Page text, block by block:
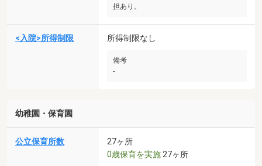
担あり。
<入院>所得制限 所得制限なし
備考
-
幼稚園・保育園
公立保育所数
27ヶ所
0歳保育を実施 27ヶ所